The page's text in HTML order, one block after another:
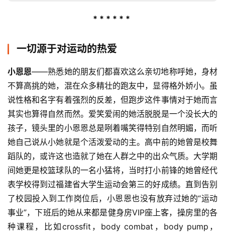
* * * * * *
一切源于对运动的热爱
小恩恩——熟悉她的朋友们都喜欢这么亲切地称呼她，身材
不算高挑的她，混在众多精壮的跑友中，显得格外娇小。虽
说性格和名字有着强烈的反差，但跑步这件事情对于她而言
其实也算得自然而然。爱笑爱闹的她活脱脱是一个没长大的
孩子，镜头里的小恩恩总是咧着嘴笑得特别自然明媚，而听
她自己说从小她就是个活泼爱动的主。高中前的她曾是校舞
蹈队的，或许这也造就了她在人群之中的出众气质。大学期
间她更是校篮球队的一名小猛将，当时打小前锋的她曾经代
表学校得到过福建省大学生运动会第三的好成绩。直到告别
了校园投入到工作岗位后，小恩恩也没有放弃过她的“运动
事业”，下班后的她从来都是健身房VIP座上客，操房里的各
种课程，比如crossfit， body combat，body pump，